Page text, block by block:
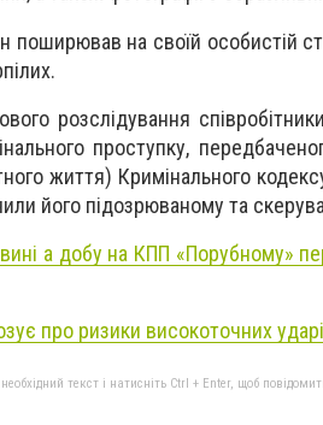
поширював на своїй особистій
розслідування
проступку,
життя) Кримінального
його підозрюваному та
а добу на КПП «Порубному»
про ризики високоточних
текст і натисніть Ctrl + Enter, щоб